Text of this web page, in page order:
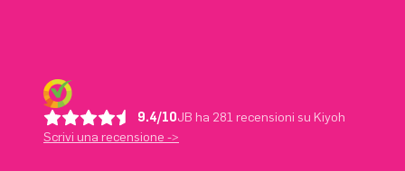
9.4/10JB ha 281 recensioni su Kiyoh
Scrivi una recensione ->